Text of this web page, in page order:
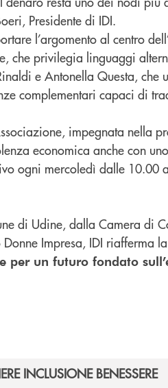
Presidente di IDI.
l’argomento al centro
che privilegia linguaggi
e Antonella Questa, che
complementari capaci di
impegnata nella
economica anche con
ogni mercoledì dalle 10.00
di Udine, dalla Camera di
Impresa, IDI riafferma
per un futuro fondato
INCLUSIONE BENESSERE